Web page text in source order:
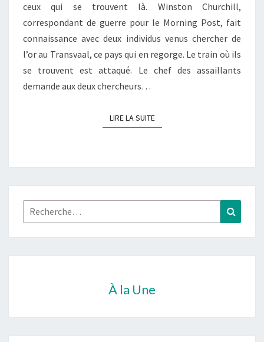
« L’OR
DE
KRUGER »
ceux qui se trouvent là. Winston Churchill,
correspondant de guerre pour le Morning Post, fait
connaissance avec deux individus venus chercher de
l’or au Transvaal, ce pays qui en regorge. Le train où ils
se trouvent est attaqué. Le chef des assaillants
demande aux deux chercheurs…
LIRE LA SUITELIRE LA SUITE
Rechercher :
À la Une